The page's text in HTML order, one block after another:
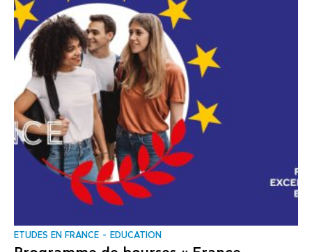
ΕTUDES EN FRANCE EDUCATION